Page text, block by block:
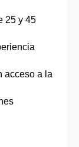
25 y 45
acceso a la